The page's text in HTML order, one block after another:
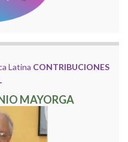
Latina CONTRIBUCIONES
MAYORGA